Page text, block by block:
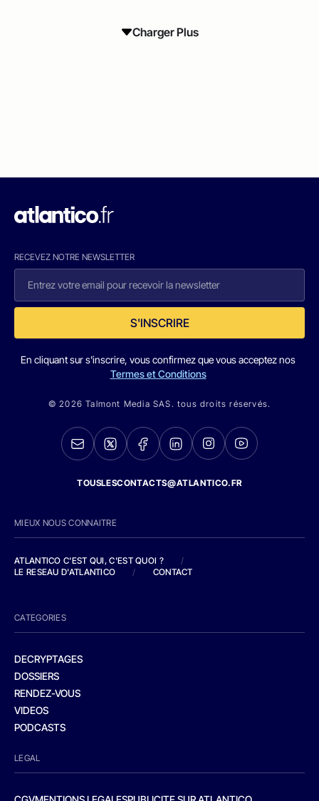
Charger Plus
RECEVEZ NOTRE NEWSLETTER
S'INSCRIRE
En cliquant sur s'inscrire, vous confirmez que vous acceptez nos
Termes et Conditions
© 2026 Talmont Media SAS. tous droits réservés.
TOUSLESCONTACTS@ATLANTICO.FR
MIEUX NOUS CONNAITRE
ATLANTICO C'EST QUI, C'EST QUOI ?
/
LE RESEAU D'ATLANTICO
/ CONTACT
CATEGORIES
DECRYPTAGES
DOSSIERS
RENDEZ-VOUS
VIDEOS
PODCASTS
LEGAL